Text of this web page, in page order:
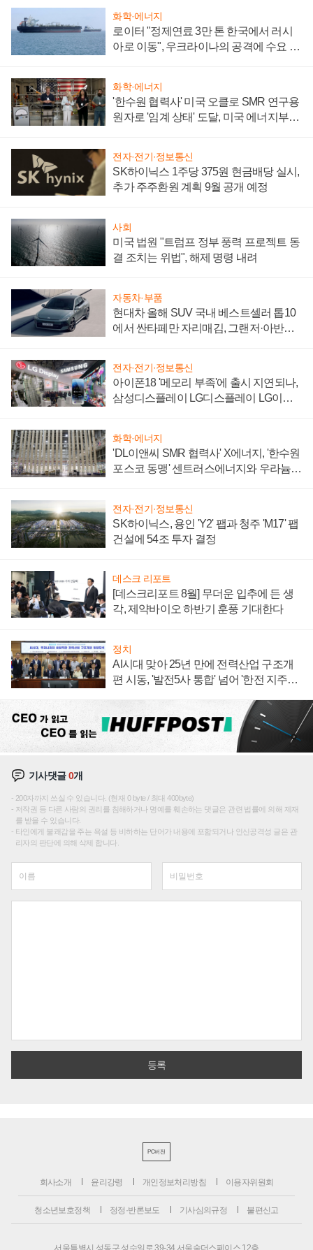
화학·에너지
로이터 "정제연료 3만 톤 한국에서 러시
아로 이동", 우크라이나의 공격에 수요 늘
화학·에너지
'한수원 협력사' 미국 오클로 SMR 연구용
원자로 '임계 상태' 도달, 미국 에너지부
전자·전기·정보통신
SK하이닉스 1주당 375원 현금배당 실시,
추가 주주환원 계획 9월 공개 예정
사회
미국 법원 "트럼프 정부 풍력 프로젝트 동
결 조치는 위법", 해제 명령 내려
자동차·부품
현대차 올해 SUV 국내 베스트셀러 톱10
에서 싼타페만 자리매김, 그랜저·아반떼
전자·전기·정보통신
아이폰18 '메모리 부족'에 출시 지연되나,
삼성디스플레이 LG디스플레이 LG이노
화학·에너지
'DL이앤씨 SMR 협력사' X에너지, '한수원
포스코 동맹' 센트러스에너지와 우라늄
전자·전기·정보통신
SK하이닉스, 용인 'Y2' 팹과 청주 'M17' 팹
건설에 54조 투자 결정
데스크 리포트
[데스크리포트 8월] 무더운 입추에 든 생
각, 제약바이오 하반기 훈풍 기대한다
정치
AI시대 맞아 25년 만에 전력산업 구조개
편 시동, '발전5사 통합' 넘어 '한전 지주사'
기사댓글0개
200자까지 쓰실 수 있습니다. (현재 0 byte / 최대 400byte)
저작권 등 다른 사람의 권리를 침해하거나 명예를 훼손하는 댓글은 관련 법률에 의해 제재
를 받을 수 있습니다.
타인에게 불쾌감을 주는 욕설 등 비하하는 단어가 내용에 포함되거나 인신공격성 글은 관
리자의 판단에 의해 삭제 합니다.
PC버전
회사소개 윤리강령 개인정보처리방침 이용자위원회
청소년보호정책 정정·반론보도 기사심의규정 불편신고
서울특별시 성동구 성수일로 39-34 서울숲더스페이스 12층